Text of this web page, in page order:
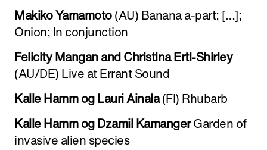
Makiko Yamamoto(AU) Banana a-part; […];
Onion; In con­junc­tion
Felic­ity Mangan and Christina Ertl-Shirley
(AU/DE) Live at Errant Sound
Kalle Hamm og Lauri Ainala(FI) ​Rhubarb
Kalle Hamm og Dzamil KamangerGarden of
inva­sive alien species